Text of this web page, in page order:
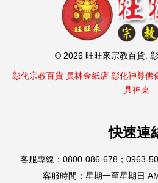
© 2026 旺旺來宗教百貨.
彰化宗教百貨 員林金紙店 彰化神尊佛
具神桌
快速連
客服專線：0800-086-678；
客服時間：星期一至星期日